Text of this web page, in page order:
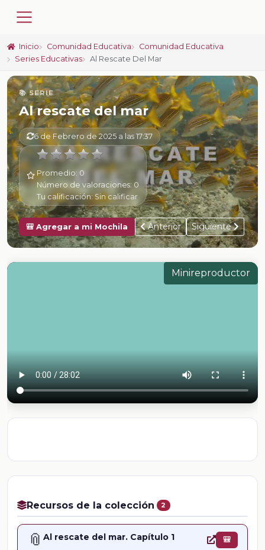
Inicio Comunidad Educativa
Comunidad Educativa
Series Educativas
Al Rescate Del Mar
📚 SERIE
Al rescate del mar
6 de Febrero de 2025 a las 17:37
Promedio: 0
Número de valoraciones: 0
Tu calificación:Sin calificar
🎒 Agregar a mi Mochila Anterior Siguiente
Minireproductor
Recursos de la colección 2
📎 Al rescate del mar. Capítulo 1 🎒